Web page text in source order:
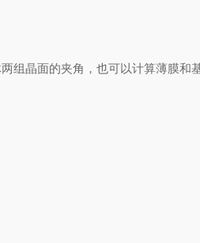
组晶面的夹角，也可以计算薄膜